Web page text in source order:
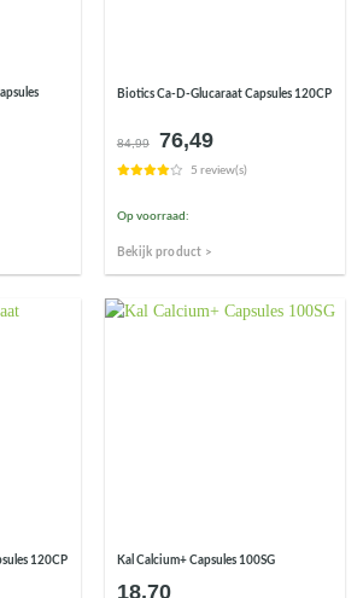
Biotics Ca-D-Glucaraat Capsules 120CP
84,99
Oorspronkelijke
prijs
was:
76,49Huidige
prijs
is:
5 review(s)
Op voorraad:
Bekijk product >
120CP Kal Calcium+ Capsules 100SG
18,70